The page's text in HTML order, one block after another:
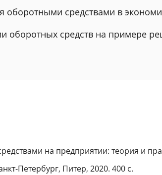
оборотными средствами в
оборотных средств на примере
на предприятии: теория и
Петербург, Питер, 2020. 400 с.